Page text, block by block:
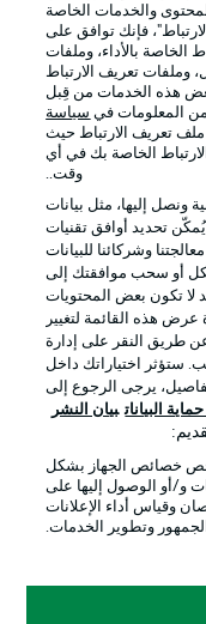
والخدمات الخاصة
فإنك توافق على
الخاصة بالأداء، وملفات
وملفات تعريف الارتباط
هذه الخدمات من قِبل
من المعلومات في سياسة
تعريف الارتباط حيث
الخاصة بك في أي
وقت..
ونصل إليها، مثل بيانات
تحديد أوافق تقنيات
وشركائنا للبيانات
أو سحب موافقتك إلى
لا تكون بعض المحتويات
عرض هذه القائمة لتغيير
طريق النقر على إدارة
ستؤثر اختياراتك داخل
يرجى الرجوع إلى
البيانات بيان النشر
فحص خصائص الجهاز بشكل
و/أو الوصول إليها على
وقياس أداء الإعلانات
وتطوير الخدمات.